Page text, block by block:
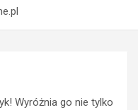
Wyróżnia go nie tylko